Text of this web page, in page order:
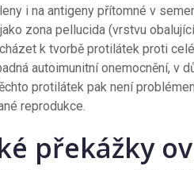
i na antigeny přítomné v
zona pellucida (vrstvu
k tvorbě protilátek proti
autoimunitní onemocnění, v
protilátek pak není
reprodukce.
překážky